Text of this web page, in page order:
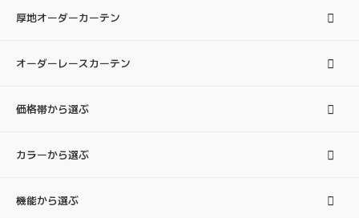
厚地オーダーカーテン
オーダーレースカーテン
価格帯から選ぶ
カラーから選ぶ
機能から選ぶ